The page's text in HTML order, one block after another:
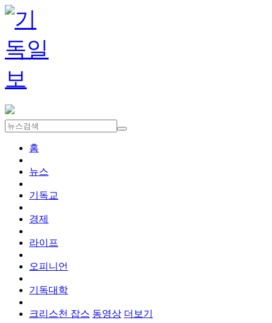
홈
뉴스
기독교
경제
라이프
오피니언
기독대학
크리스천 잡스 동영상 더보기